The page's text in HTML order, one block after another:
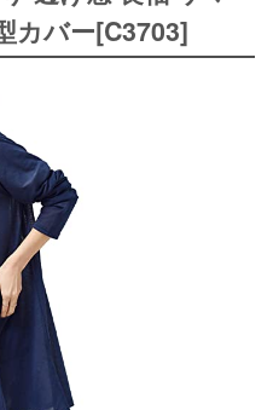
カバー[C3703]